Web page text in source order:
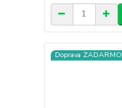
Doprava ZADARMO